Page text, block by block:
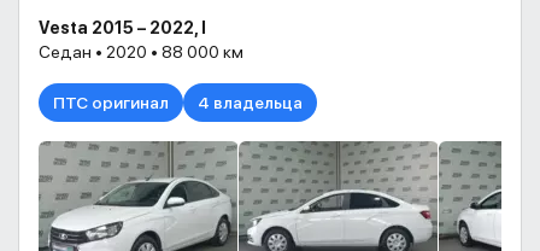
Vesta 2015 – 2022, I
Седан • 2020 • 88 000 км
ПТС оригинал 4 владельца